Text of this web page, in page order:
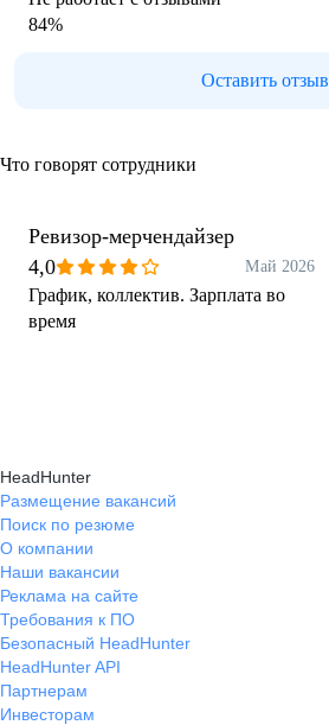
84%
Оставить отзыв
Что говорят сотрудники
Ревизор-мерчендайзер
4,0
Май 2026
График, коллектив. Зарплата во
время
HeadHunter
Размещение вакансий
Поиск по резюме
О компании
Наши вакансии
Реклама на сайте
Требования к ПО
Безопасный HeadHunter
HeadHunter API
Партнерам
Инвесторам